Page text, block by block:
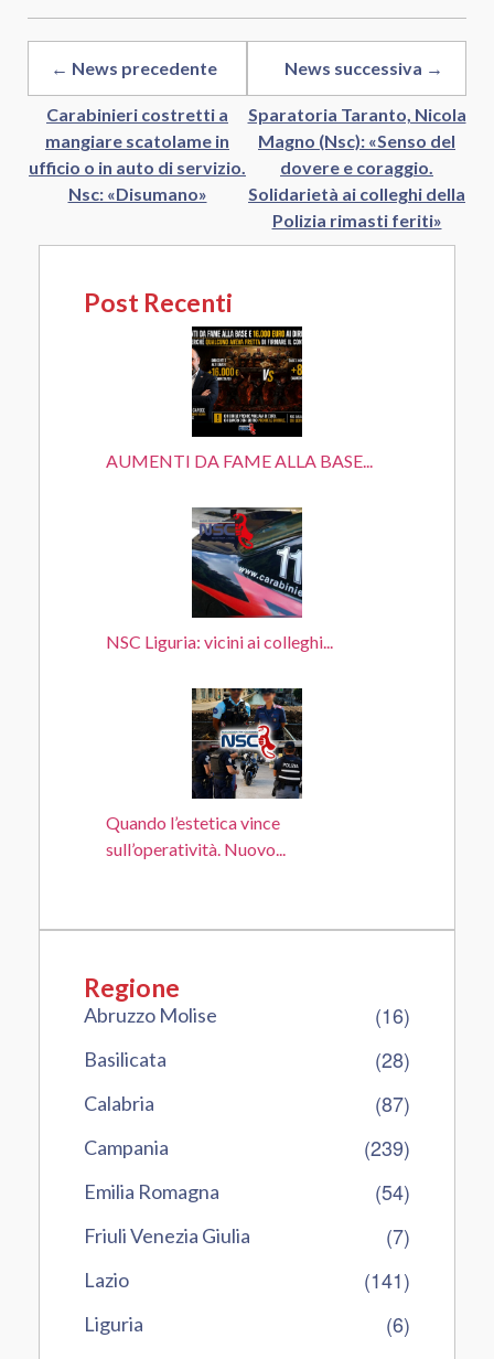
← News precedente
Carabinieri costretti a
mangiare scatolame in
ufficio o in auto di servizio.
Nsc: «Disumano»
News successiva →
Sparatoria Taranto, Nicola
Magno (Nsc): «Senso del
dovere e coraggio.
Solidarietà ai colleghi della
Polizia rimasti feriti»
Post Recenti
AUMENTI DA FAME ALLA BASE...
NSC Liguria: vicini ai colleghi...
Quando l’estetica vince
sull’operatività. Nuovo...
Regione
Abruzzo Molise (16)
Basilicata (28)
Calabria (87)
Campania (239)
Emilia Romagna (54)
Friuli Venezia Giulia (7)
Lazio (141)
Liguria (6)